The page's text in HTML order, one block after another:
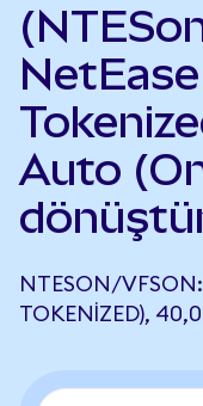
Auto
NTESON/VFSON:
TOKENIZED),